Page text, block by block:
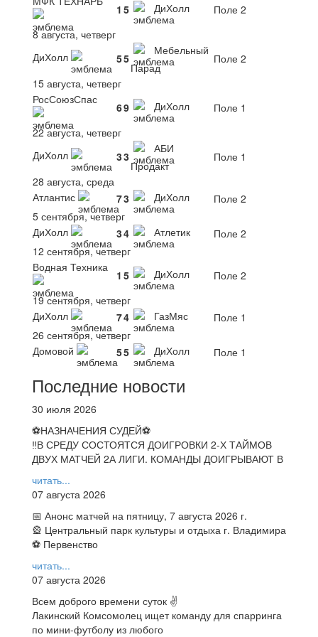
1 5 ДиХолл
Поле 2
8 августа, четверг
ДиХолл
55
Мебельный
Парад
Поле 2
15 августа, четверг
РосСоюзСпас
69 ДиХолл
Поле 1
22 августа, четверг
ДиХолл
33
АБИ
Продакт
Поле 1
28 августа, среда
Атлантис
73 ДиХолл
Поле 2
5 сентября, четверг
ДиХолл
34 Атлетик
Поле 2
12 сентября, четверг
Водная Техника
1 5 ДиХолл
Поле 2
19 сентября, четверг
ДиХолл
74 ГазМяс
Поле 1
26 сентября, четверг
Домовой
55 ДиХолл Поле 1
Последние новости
30 июля 2026
⚽НАЗНАЧЕНИЯ СУДЕЙ⚽
‼В СРЕДУ СОСТОЯТСЯ ДОИГРОВКИ 2-Х ТАЙМОВ
ДВУХ МАТЧЕЙ 2А ЛИГИ. КОМАНДЫ ДОИГРЫВАЮТ В
читать...
07 августа 2026
📅 Анонс матчей на пятницу, 7 августа 2026 г.
🎡 Центральный парк культуры и отдыха г. Владимира
⚽ Первенство
читать...
07 августа 2026
Всем доброго времени суток ✌
Лакинский Комсомолец ищет команду для спарринга
по мини-футболу из любого